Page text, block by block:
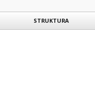
STRUKTURA